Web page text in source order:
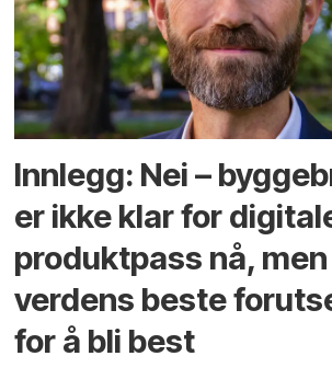
Innlegg: Nei –
er ikke klar for
produktpass nå,
verdens beste
for å bli best